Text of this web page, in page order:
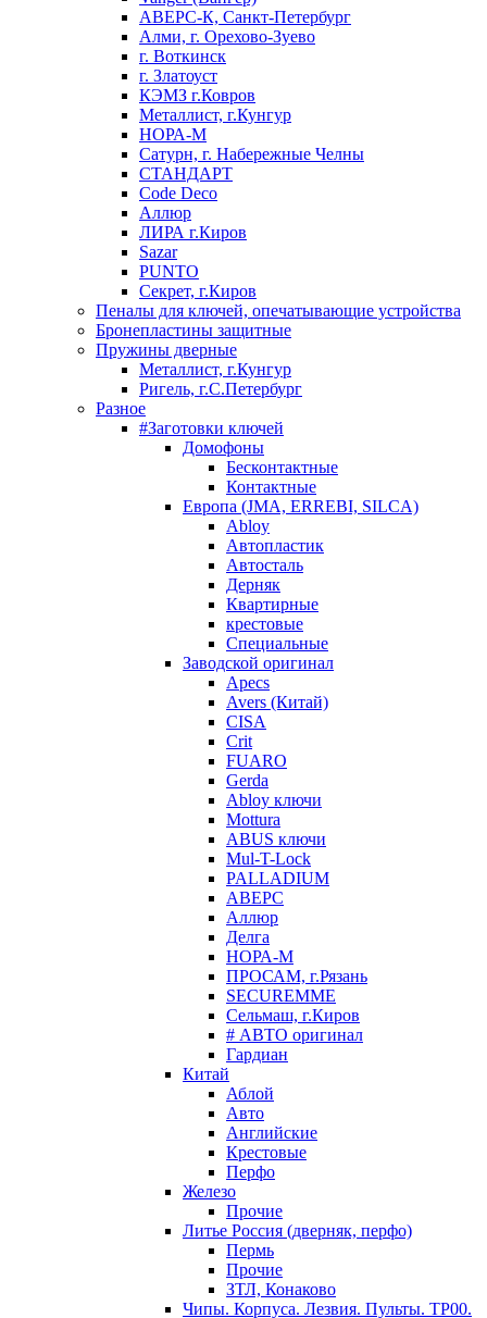
АВЕРС-К, Санкт-Петербург
Алми, г. Орехово-Зуево
г. Воткинск
г. Златоуст
КЭМЗ г.Ковров
Металлист, г.Кунгур
НОРА-М
Сатурн, г. Набережные Челны
СТАНДАРТ
Code Deco
Аллюр
ЛИРА г.Киров
Sazar
PUNTO
Секрет, г.Киров
Пеналы для ключей, опечатывающие устройства
Бронепластины защитные
Пружины дверные
Металлист, г.Кунгур
Ригель, г.С.Петербург
Разное
#Заготовки ключей
Домофоны
Бесконтактные
Контактные
Европа (JMA, ERREBI, SILCA)
Abloy
Автопластик
Автосталь
Дерняк
Квартирные
крестовые
Специальные
Заводской оригинал
Apecs
Avers (Китай)
CISA
Crit
FUARO
Gerda
Abloy ключи
Mottura
ABUS ключи
Mul-T-Lock
PALLADIUM
АВЕРС
Аллюр
Делга
НОРА-М
ПРОСАМ, г.Рязань
SECUREMME
Сельмаш, г.Киров
# АВТО оригинал
Гардиан
Китай
Аблой
Авто
Английские
Крестовые
Перфо
Железо
Прочие
Литье Россия (дверняк, перфо)
Пермь
Прочие
ЗТЛ, Конаково
Чипы. Корпуса. Лезвия. Пульты. TP00.